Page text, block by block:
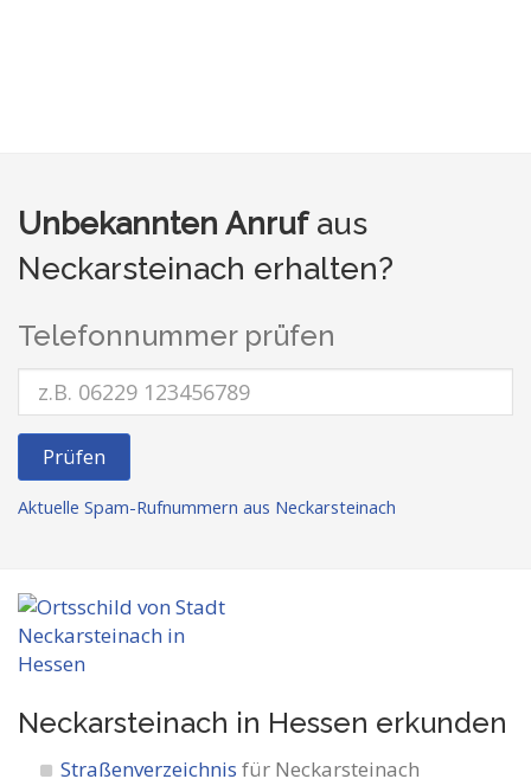
Unbekannten Anrufaus
Neckarsteinach erhalten?
Telefonnummer prüfen
Prüfen
Aktuelle Spam-Rufnummern aus Neckarsteinach
Neckarsteinach in Hessen erkunden
Straßenverzeichnis für Neckarsteinach